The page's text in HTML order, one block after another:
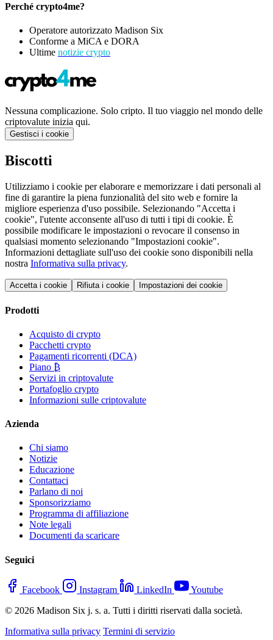
Perché crypto4me?
Operatore autorizzato Madison Six
Conforme a MiCA e DORA
Ultime notizie crypto
Nessuna complicazione. Solo cripto. Il tuo viaggio nel mondo delle
criptovalute inizia qui.
Gestisci i cookie
Biscotti
Utilizziamo i cookie per elaborare e memorizzare i dati personali al
fine di garantire la piena funzionalità del sito web e fornire la
migliore esperienza d'uso possibile. Selezionando "Accetta i
cookie", l'utente acconsente all'uso di tutti i tipi di cookie. È
possibile modificare le impostazioni o revocare il consenso in
qualsiasi momento selezionando "Impostazioni cookie".
Informazioni dettagliate sull'uso dei cookie sono disponibili nella
nostra Informativa sulla privacy.
Accetta i cookie Rifiuta i cookie Impostazioni dei cookie
Prodotti
Acquisto di crypto
Pacchetti crypto
Pagamenti ricorrenti (DCA)
Piano ₿
Servizi in criptovalute
Portafoglio crypto
Informazioni sulle criptovalute
Azienda
Chi siamo
Notizie
Educazione
Contattaci
Parlano di noi
Sponsorizziamo
Programma di affiliazione
Note legali
Documenti da scaricare
Seguici
Facebook Instagram LinkedIn
Youtube
© 2026 Madison Six j. s. a. Tutti i diritti riservati dalla società.
Informativa sulla privacy Termini di servizio